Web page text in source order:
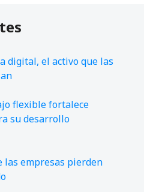
digital, el activo que las
flexible fortalece
su desarrollo
las empresas pierden